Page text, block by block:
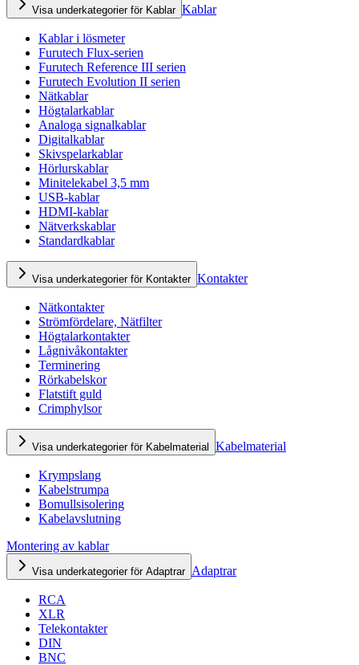
Visa underkategorier för Kablar Kablar
Kablar i lösmeter
Furutech Flux-serien
Furutech Reference III serien
Furutech Evolution II serien
Nätkablar
Högtalarkablar
Analoga signalkablar
Digitalkablar
Skivspelarkablar
Hörlurskablar
Minitelekabel 3,5 mm
USB-kablar
HDMI-kablar
Nätverkskablar
Standardkablar
Visa underkategorier för Kontakter Kontakter
Nätkontakter
Strömfördelare, Nätfilter
Högtalarkontakter
Lågnivåkontakter
Terminering
Rörkabelskor
Flatstift guld
Crimphylsor
Visa underkategorier för Kabelmaterial Kabelmaterial
Krympslang
Kabelstrumpa
Bomullsisolering
Kabelavslutning
Montering av kablar
Visa underkategorier för Adaptrar Adaptrar
RCA
XLR
Telekontakter
DIN
BNC